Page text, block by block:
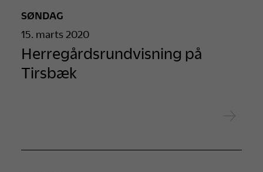
SØNDAG
15. marts 2020
Herregårdsrundvisning på
Tirsbæk